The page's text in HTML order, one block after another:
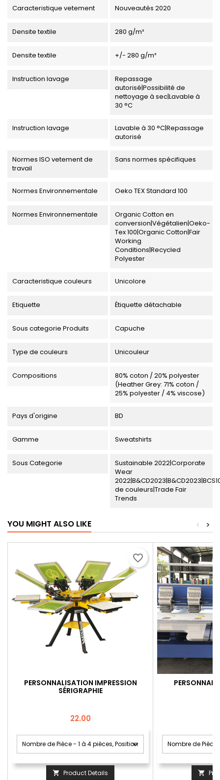
Caracteristique vetement Nouveautés 2020
Densite textile 280 g/m²
Densite textile +/- 280 g/m²
Instruction lavage
Repassage
autorisé|Possibilité de
nettoyage à sec|Lavable à
30 °C
Instruction lavage
Lavable à 30 °C|Repassage
autorisé
Normes ISO vetement de
travail
Sans normes spécifiques
Normes Environnementale Oeko TEX Standard 100
Normes Environnementale
Organic Cotton en
conversion|Végétalien|Oeko-
Tex 100|Organic Cotton|Fair
Working
Conditions|Recycled
Polyester
Caracteristique couleurs Unicolore
Etiquette Étiquette détachable
Sous categorie Produits Capuche
Type de couleurs Unicouleur
Compositions
80% coton / 20% polyester
(Heather Grey: 71% coton /
25% polyester / 4% viscose)
Pays d'origine BD
Gamme Sweatshirts
Sous Categorie
Sustainable 2022|Corporate
Wear
de couleurs|Trade Fair
Trends
YOU MIGHT ALSO LIKE >
<
PERSONNALISATION IMPRESSION
SÉRIGRAPHIE
Price
22.00
 Product Details
favorite_border
